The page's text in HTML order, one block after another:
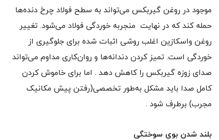
موجود در روغن گیربکس می‌تواند به سطح فولاد چرخ دنده‌ها
حمله کند که در نهایت منجربه خوردگی فولاد می‌شود. تغییر
روغن واسکازین اغلب روشی اثبات شده برای جلوگیری از
خوردگی است. تمیز کردن دندانه‌ها و روان‌کاری مداوم می‌تواند
صدای زوزه گیربکس را کاهش دهد . اما برای خاموش کردن
کامل صدا باید مشکل به‌طور تخصصی(رفتن پیش مکانیک
مجرب) برطرف شود .
بلند شدن بوی سوختگی